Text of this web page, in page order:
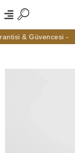
& Güvencesi -